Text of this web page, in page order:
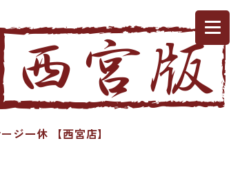
ジ一休 【西宮店】